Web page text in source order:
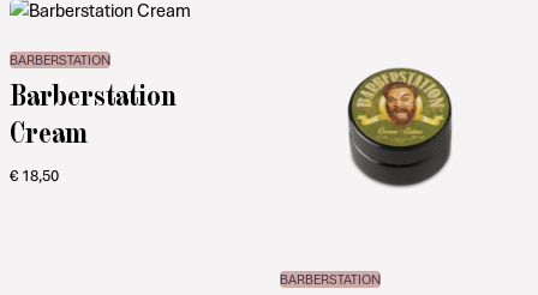
BARBERSTATION
Barberstation
Cream
€ 18,50
BARBERSTATION